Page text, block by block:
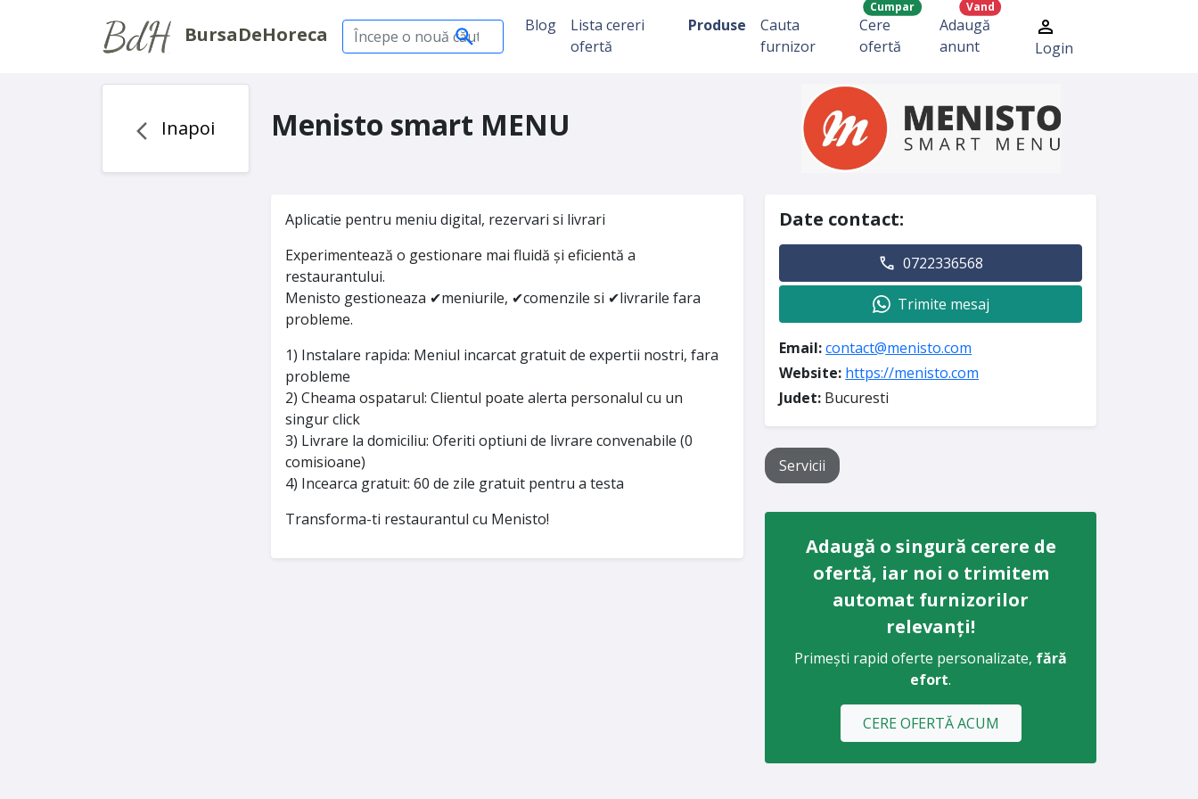
BursaDeHoreca Blog
Lista cereri
ofertă
Produse
Cauta
furnizor
Cere
ofertă
Cumpar
Adaugă
anunt
Vand
Login
Inapoi Menisto smart MENU
Aplicatie pentru meniu digital, rezervari si livrari
Experimentează o gestionare mai fluidă și eficientă a
restaurantului.
Menisto gestioneaza ✔meniurile, ✔comenzile si ✔livrarile fara
probleme.
1) Instalare rapida: Meniul incarcat gratuit de expertii nostri, fara
probleme
2) Cheama ospatarul: Clientul poate alerta personalul cu un
singur click
3) Livrare la domiciliu: Oferiti optiuni de livrare convenabile (0
comisioane)
4) Incearca gratuit: 60 de zile gratuit pentru a testa
Transforma-ti restaurantul cu Menisto!
Date contact:
0722336568
Trimite mesaj
Email:contact@menisto.com
Website: https://menisto.com
Judet: Bucuresti
Servicii
Adaugă o singură cerere de
ofertă, iar noi o trimitem
automat furnizorilor
relevanți!
Primești rapid oferte personalizate, fără
efort.
CERE OFERTĂ ACUM